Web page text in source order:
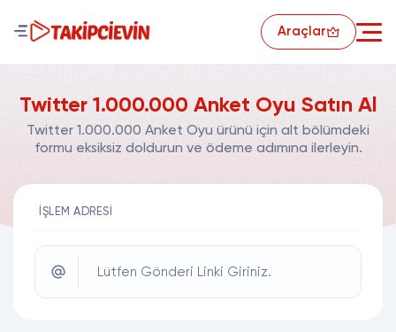
Araçlar
Twitter 1.000.000 Anket Oyu Satın Al
Twitter 1.000.000 Anket Oyu ürünü için alt bölümdeki
formu eksiksiz doldurun ve ödeme adımına ilerleyin.
İŞLEM ADRESI
Lütfen Gönderi Linki Giriniz.